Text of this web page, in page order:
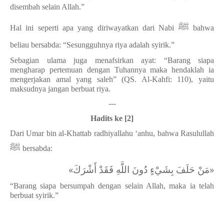
disembah selain Allah.”
Hal ini seperti apa yang diriwayatkan dari Nabi ﷺ bahwa
beliau bersabda: “Sesungguhnya riya adalah syirik.”
Sebagian ulama juga menafsirkan ayat: “Barang siapa
mengharap pertemuan dengan Tuhannya maka hendaklah ia
mengerjakan amal yang saleh” (QS. Al-Kahfi: 110), yaitu
maksudnya jangan berbuat riya.
---
Hadits ke [2]
Dari Umar bin al-Khattab radhiyallahu ‘anhu, bahwa Rasulullah
ﷺ bersabda:
«مَنْ حَلَفَ بِشَيْءٍ دُونَ اللَّهِ فَقَدْ أَشْرَكَ»
“Barang siapa bersumpah dengan selain Allah, maka ia telah
berbuat syirik.”